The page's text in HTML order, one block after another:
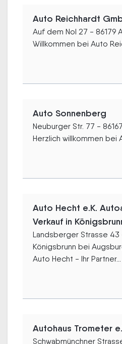
Auto Reichhardt
Auf dem Nol 27 - 86179
Willkommen bei Auto
Auto Sonnenberg
Neuburger Str. 77 -
Herzlich willkommen bei
Auto Hecht e.K.
Verkauf in
Landsberger Strasse 43
Königsbrunn bei
Auto Hecht - Ihr Partner...
Autohaus Trometer
Schwabmünchner